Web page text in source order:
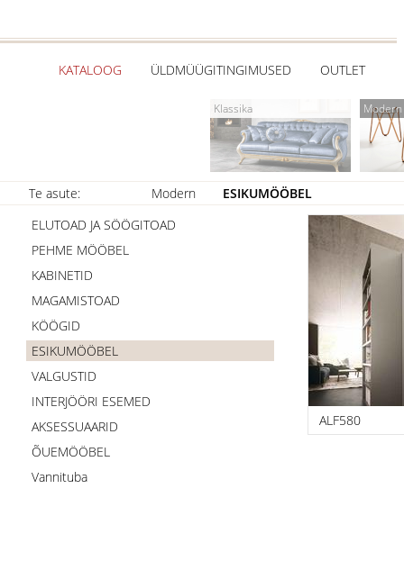
KATALOOG ÜLDMÜÜGITINGIMUSED OUTLET
Klassika Modern
Te asute: Modern
ESIKUMÖÖBEL
ELUTOAD JA SÖÖGITOAD
PEHME MÖÖBEL
KABINETID
MAGAMISTOAD
KÖÖGID
ESIKUMÖÖBEL
VALGUSTID
INTERJÖÖRI ESEMED
AKSESSUAARID
ÕUEMÖÖBEL
Vannituba
ALF580